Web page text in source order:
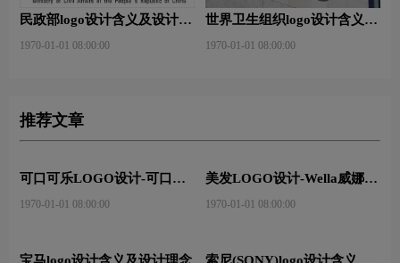
民政部logo设计含义及设计理
1970-01-01 08:00:00
世界卫生组织logo设计含义及
1970-01-01 08:00:00
推荐文章
可口可乐LOGO设计-可口可
1970-01-01 08:00:00
美发LOGO设计-Wella威娜品
1970-01-01 08:00:00